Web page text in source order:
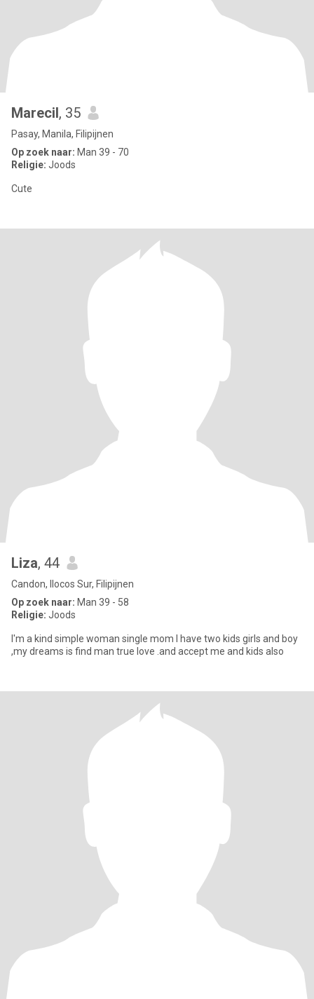
Marecil, 35
Pasay, Manila, Filipijnen
Op zoek naar: Man 39 - 70
Religie: Joods
Cute
Liza, 44
Candon, Ilocos Sur, Filipijnen
Op zoek naar: Man 39 - 58
Religie: Joods
I'm a kind simple woman single mom I have two kids girls and boy
,my dreams is find man true love .and accept me and kids also